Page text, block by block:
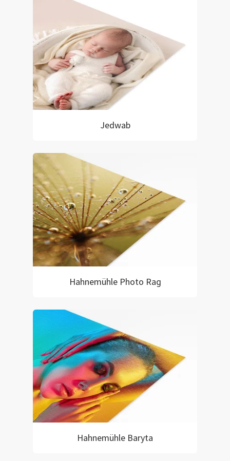
Jedwab
Hahnemühle Photo Rag
Hahnemühle Baryta